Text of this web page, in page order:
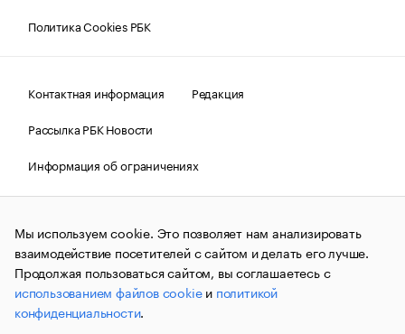
Политика Cookies РБК
Контактная информация
Редакция
Рассылка РБК Новости
Информация об ограничениях
Правовая информация
О соблюдении авторских прав
© АО «РОСБИЗНЕСКОНСАЛТИНГ»,1995–2026.Сообщения
и материалы информационного агентства «РБК»
(зарегистрировано Федеральной службой по надзору в сфере
связи, информационных технологий и массовых
коммуникаций (Роскомнадзор) 09.12.2015 за номером ИА
№ФС77-63848) сопровождаются пометкой «РБК». Отдельные
публикации могут содержать информацию,
Мы используем cookie. Это позволяет нам анализировать
взаимодействие посетителей с сайтом и делать его лучше.
Продолжая пользоваться сайтом, вы соглашаетесь с
использованием файлов cookieи политикой
конфиденциальности.